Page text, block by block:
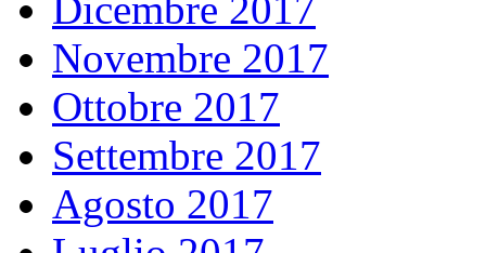
Novembre 2017
Ottobre 2017
Settembre 2017
Agosto 2017